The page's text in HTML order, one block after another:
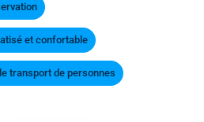
et confortable
transport de personnes